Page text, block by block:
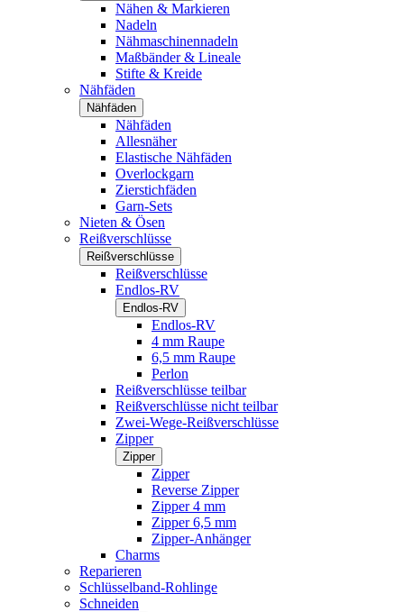
Nähen & Markieren
Nadeln
Nähmaschinennadeln
Maßbänder & Lineale
Stifte & Kreide
Nähfäden
Nähfäden
Nähfäden
Allesnäher
Elastische Nähfäden
Overlockgarn
Zierstichfäden
Garn-Sets
Nieten & Ösen
Reißverschlüsse
Reißverschlüsse
Reißverschlüsse
Endlos-RV
Endlos-RV
Endlos-RV
4 mm Raupe
6,5 mm Raupe
Perlon
Reißverschlüsse teilbar
Reißverschlüsse nicht teilbar
Zwei-Wege-Reißverschlüsse
Zipper
Zipper
Zipper
Reverse Zipper
Zipper 4 mm
Zipper 6,5 mm
Zipper-Anhänger
Charms
Reparieren
Schlüsselband-Rohlinge
Schneiden